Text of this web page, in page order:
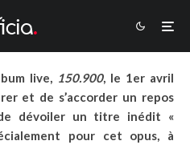
live, 150.900, le 1er avril
et de s’accorder un repos
dévoiler un titre inédit «
pour cet opus, à